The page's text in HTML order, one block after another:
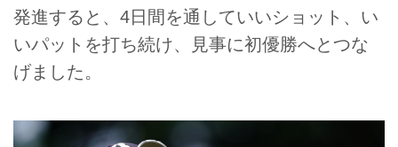
発進すると、4日間を通していいショット、い
いパットを打ち続け、見事に初優勝へとつな
げました。